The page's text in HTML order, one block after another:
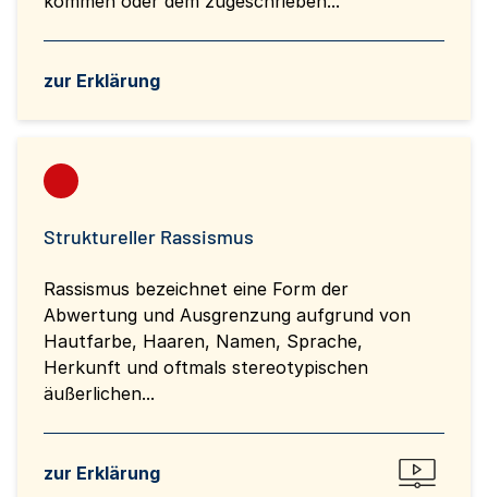
zur Erklärung
Struktureller Rassismus
Rassismus bezeichnet eine Form der
Abwertung und Ausgrenzung aufgrund von
Hautfarbe, Haaren, Namen, Sprache,
Herkunft und oftmals stereotypischen
äußerlichen...
zur Erklärung